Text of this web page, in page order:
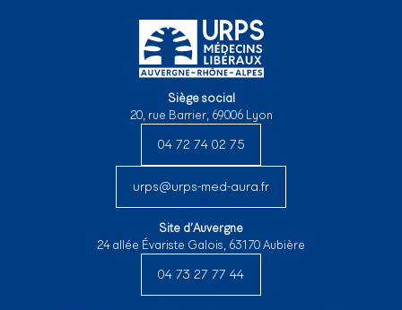
Siège social
20, rue Barrier, 69006 Lyon
04 72 74 02 75
urps@urps-med-aura.fr
Site d’Auvergne
24 allée Évariste Galois, 63170 Aubière
04 73 27 77 44